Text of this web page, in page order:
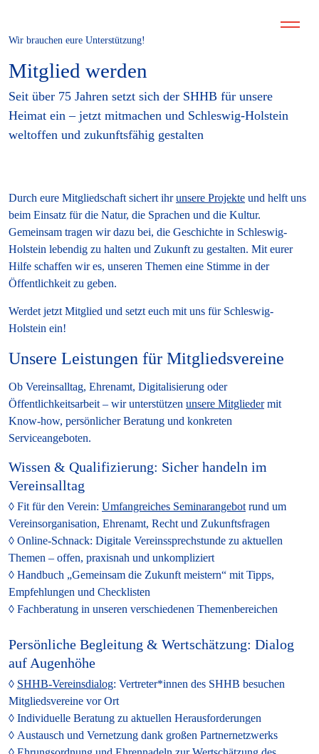
Wir brauchen eure Unterstützung!
Mitglied werden
Seit über 75 Jahren setzt sich der SHHB für unsere
Heimat ein – jetzt mitmachen und Schleswig-Holstein
weltoffen und zukunftsfähig gestalten
Durch eure Mitgliedschaft sichert ihrunsere Projekte und helft uns
beim Einsatz für die Natur, die Sprachen und die Kultur.
Gemeinsam tragen wir dazu bei, die Geschichte in Schleswig-
Holstein lebendig zu halten und Zukunft zu gestalten. Mit eurer
Hilfe schaffen wir es, unseren Themen eine Stimme in der
Öffentlichkeit zu geben.
Werdet jetzt Mitglied und setzt euch mit uns für Schleswig-
Holstein ein!
Unsere Leistungen für Mitgliedsvereine
Ob Vereinsalltag, Ehrenamt, Digitalisierung oder
Öffentlichkeitsarbeit – wir unterstützen unsere Mitgliedermit
Know-how, persönlicher Beratung und konkreten
Serviceangeboten.
Wissen & Qualifizierung: Sicher handeln im
Vereinsalltag
Fit für den Verein: Umfangreiches Seminarangebot rund um
Vereinsorganisation, Ehrenamt, Recht und Zukunftsfragen
Online-Schnack: Digitale Vereinssprechstunde zu aktuellen
Themen – offen, praxisnah und unkompliziert
Handbuch „Gemeinsam die Zukunft meistern“ mit Tipps,
Empfehlungen und Checklisten
Fachberatung in unseren verschiedenen Themenbereichen
Persönliche Begleitung & Wertschätzung: Dialog
auf Augenhöhe
SHHB-Vereinsdialog: Vertreter*innen des SHHB besuchen
Mitgliedsvereine vor Ort
Individuelle Beratung zu aktuellen Herausforderungen
Austausch und Vernetzung dank großen Partnernetzwerks